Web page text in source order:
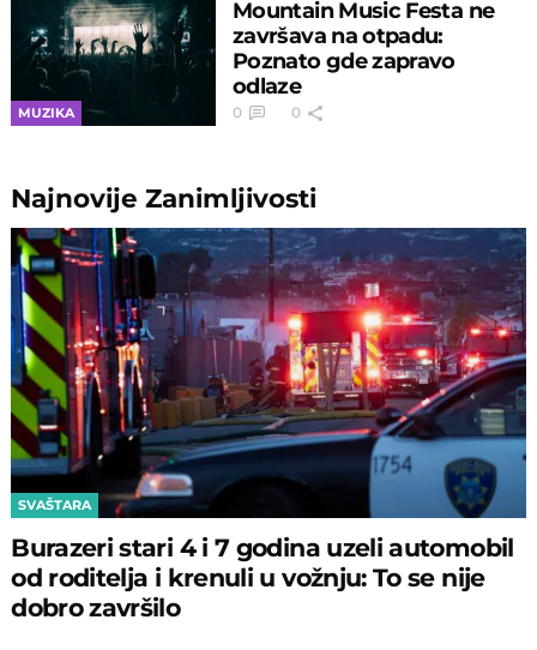
MUZIKA
Mountain Music Festa ne
završava na otpadu:
Poznato gde zapravo
odlaze
0 0
NajnovijeZanimljivosti
SVAŠTARA
Burazeri stari 4 i 7 godina uzeli automobil
od roditelja i krenuli u vožnju: To se nije
dobro završilo